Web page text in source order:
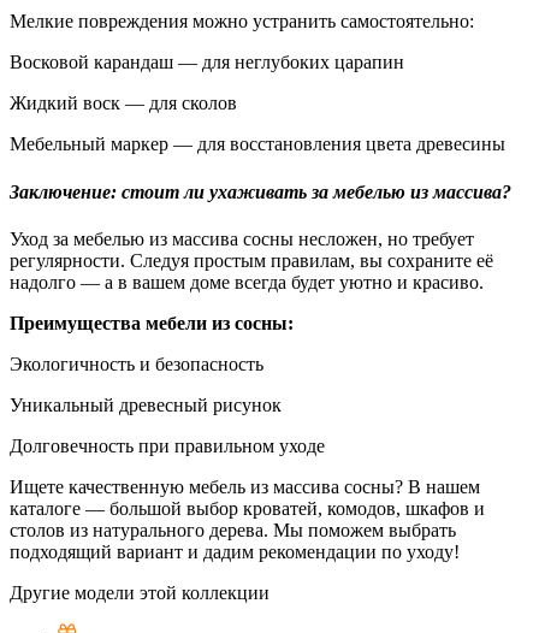
Мелкие повреждения можно устранить самостоятельно:
Восковой карандаш — для неглубоких царапин
Жидкий воск — для сколов
Мебельный маркер — для восстановления цвета древесины
Заключение: стоит ли ухаживать за мебелью из массива?
Уход за мебелью из массива сосны несложен, но требует
регулярности. Следуя простым правилам, вы сохраните её
надолго — а в вашем доме всегда будет уютно и красиво.
Преимущества мебели из сосны:
Экологичность и безопасность
Уникальный древесный рисунок
Долговечность при правильном уходе
Ищете качественную мебель из массива сосны? В нашем
каталоге — большой выбор кроватей, комодов, шкафов и
столов из натурального дерева. Мы поможем выбрать
подходящий вариант и дадим рекомендации по уходу!
Другие модели этой коллекции